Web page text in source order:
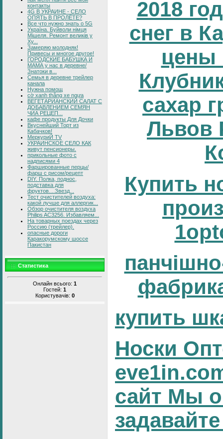
контакты
4G В УКРАИНЕ - СЕЛО
ОПЯТЬ В ПРОЛЁТЕ?
Все что нужно знать о 5G
Україна. Буйволи німця
Мішеля. Ремонт великів у
Ху...
Замеряю молодняк!
Привесы и многое другое!
ГОРОДСКИЕ БАБУШКА И
МАМА у нас в деревне/
Знатоки в...
Семья в деревне трейлер
канала
Нужна помощ
cờ xanh thắng xe ngựa
ВЕГЕТАРИАНСКИЙ САЛАТ С
ДОБАВЛЕНИЕМ СЕМЯН
ЧИА РЕЦЕП...
кафе продукты Для Дочки
Вкуснейший Торт из
Кабачков!
МеркуриЙ TV
УКРАИНСКОЕ СЕЛО КАК
живут пенсионеры.
прикольные фото с
надписями 4
Фаршированные перцы/
фарш с рисом/рецепт
DIY. Полка, поднос,
подставка для
фруктов....Звезд...
Тест очистителей воздуха:
какой лучше для аллергик...
Обзор очистителя воздуха
Philips AC3256. Избавляем...
На товарных поездах через
Россию (трейлер).
опасные дороги
Каракорумскому шоссе
Пакистан
Статистика
Онлайн всього: 1
Гостей: 1
Користувачів: 0
2018
снег в
цены
сахар
Львов
Купить
купить
Носки
сайт Мы